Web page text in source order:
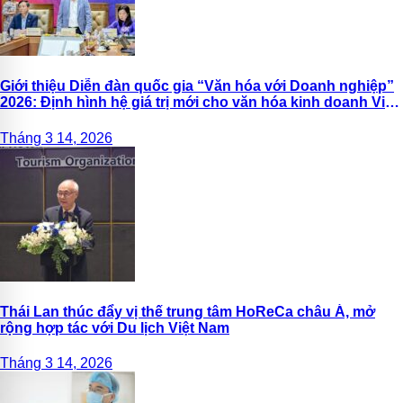
Giới thiệu Diễn đàn quốc gia “Văn hóa với Doanh nghiệp”
2026: Định hình hệ giá trị mới cho văn hóa kinh doanh Việt
Tháng 3 14, 2026
Thái Lan thúc đẩy vị thế trung tâm HoReCa châu Á, mở
rộng hợp tác với Du lịch Việt Nam
Tháng 3 14, 2026